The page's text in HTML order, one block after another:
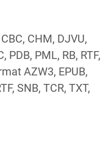
CHM, DJVU,
PDB, PML, RB, RTF,
AZW3, EPUB,
SNB, TCR, TXT,